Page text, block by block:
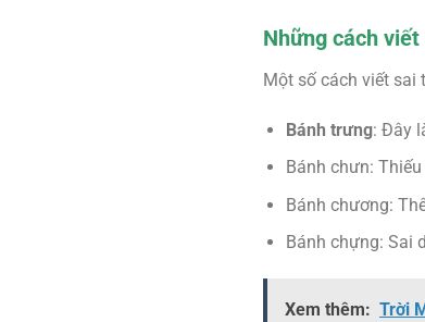
Những cách
Một số cách viết sai
Bánh trưng: Đây
Bánh chưn:
Bánh chương:
Bánh chựng: Sai
Xem thêm: Trời